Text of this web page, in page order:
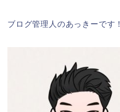
ブログ管理人のあっきーです！